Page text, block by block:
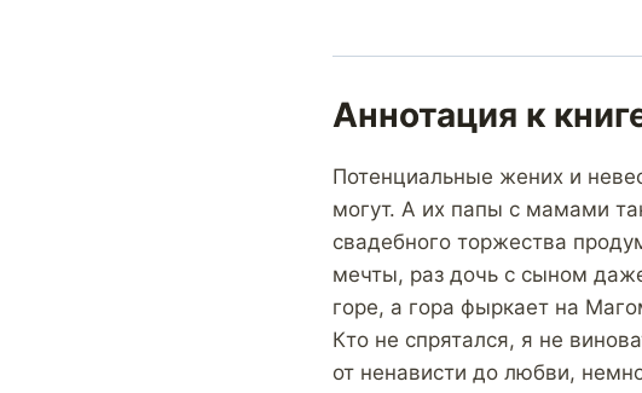
Аннотация к
Потенциальные жених и
могут. А их папы с мамами
свадебного торжества
мечты, раз дочь с сыном
горе, а гора фыркает на
Кто не спрятался, я не
от ненависти до любви,